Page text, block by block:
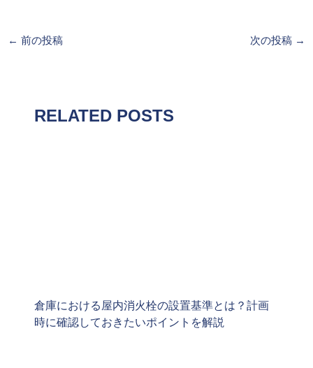
← 前の投稿 次の投稿 →
RELATED POSTS
倉庫における屋内消火栓の設置基準とは？計画
時に確認しておきたいポイントを解説